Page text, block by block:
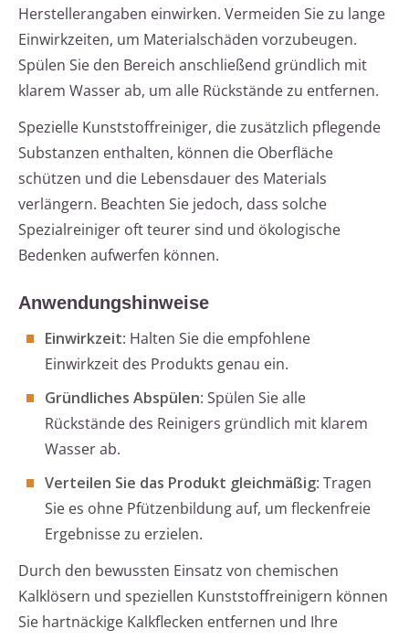
Herstellerangaben einwirken. Vermeiden Sie zu lange
Einwirkzeiten, um Materialschäden vorzubeugen.
Spülen Sie den Bereich anschließend gründlich mit
klarem Wasser ab, um alle Rückstände zu entfernen.
Spezielle Kunststoffreiniger, die zusätzlich pflegende
Substanzen enthalten, können die Oberfläche
schützen und die Lebensdauer des Materials
verlängern. Beachten Sie jedoch, dass solche
Spezialreiniger oft teurer sind und ökologische
Bedenken aufwerfen können.
Anwendungshinweise
Einwirkzeit: Halten Sie die empfohlene
Einwirkzeit des Produkts genau ein.
Gründliches Abspülen: Spülen Sie alle
Rückstände des Reinigers gründlich mit klarem
Wasser ab.
Verteilen Sie das Produkt gleichmäßig: Tragen
Sie es ohne Pfützenbildung auf, um fleckenfreie
Ergebnisse zu erzielen.
Durch den bewussten Einsatz von chemischen
Kalklösern und speziellen Kunststoffreinigern können
Sie hartnäckige Kalkflecken entfernen und Ihre